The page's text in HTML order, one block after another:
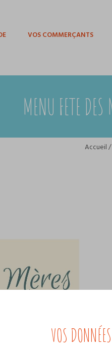
VOS COMMERÇANTS
MENU FETE
Accueil/